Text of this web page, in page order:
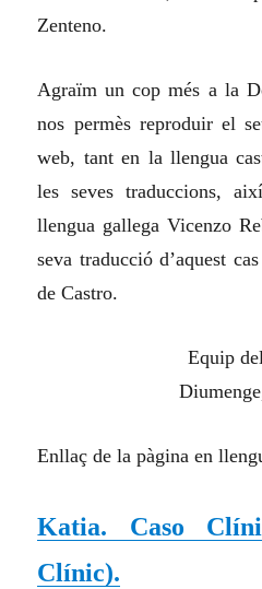
Zenteno.
Agraïm un cop més a la
nos permès reproduir el
web, tant en la llengua
les seves traduccions,
llengua gallega Vicenzo
seva traducció d’aquest
de Castro.
Equip
Enllaç de lapàgina en
Katia. Caso
Clínic).